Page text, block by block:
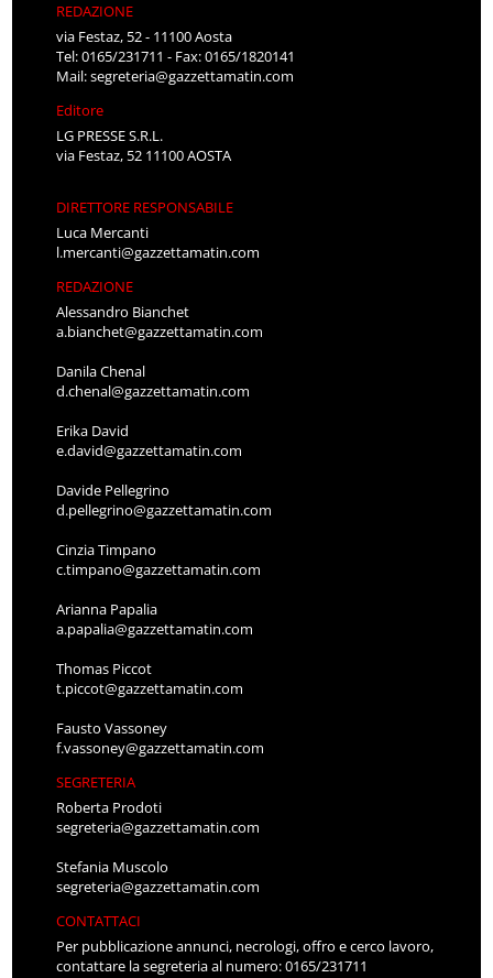
REDAZIONE
via Festaz, 52 - 11100 Aosta
Tel: 0165/231711 - Fax: 0165/1820141
Mail:segreteria@gazzettamatin.com
Editore
LG PRESSE S.R.L.
via Festaz, 52 11100 AOSTA
DIRETTORE RESPONSABILE
Luca Mercanti
l.mercanti@gazzettamatin.com
REDAZIONE
Alessandro Bianchet
a.bianchet@gazzettamatin.com
Danila Chenal
d.chenal@gazzettamatin.com
Erika David
e.david@gazzettamatin.com
Davide Pellegrino
d.pellegrino@gazzettamatin.com
Cinzia Timpano
c.timpano@gazzettamatin.com
Arianna Papalia
a.papalia@gazzettamatin.com
Thomas Piccot
t.piccot@gazzettamatin.com
Fausto Vassoney
f.vassoney@gazzettamatin.com
SEGRETERIA
Roberta Prodoti
segreteria@gazzettamatin.com
Stefania Muscolo
segreteria@gazzettamatin.com
CONTATTACI
Per pubblicazione annunci, necrologi, offro e cerco lavoro,
contattare la segreteria al numero: 0165/231711